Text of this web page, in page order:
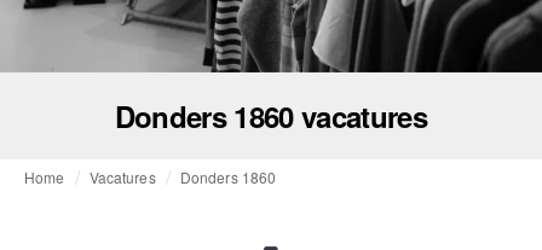
Donders 1860 vacatures
Home Vacatures Donders 1860